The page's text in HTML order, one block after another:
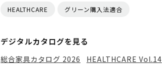
HEALTHCARE グリーン購入法適合
デジタルカタログを見る
総合家具カタログ 2026 HEALTHCARE Vol.14